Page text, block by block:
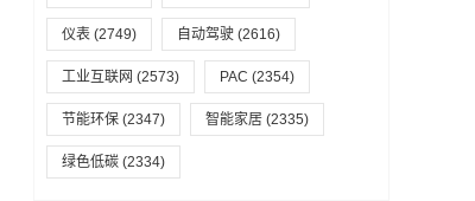
仪表 (2749) 自动驾驶 (2616)
工业互联网 (2573) PAC (2354)
节能环保 (2347) 智能家居 (2335)
绿色低碳 (2334)